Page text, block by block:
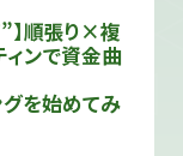
】順張り×複
ンで資金曲
を始めてみ